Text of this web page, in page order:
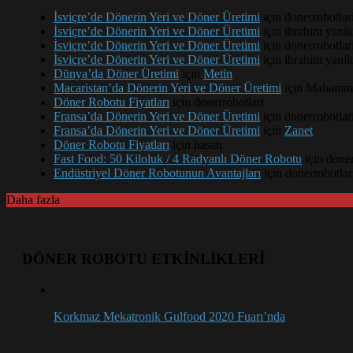
İsviçre’de Dönerin Yeri ve Döner Üretimi için donerrobotlari
İsviçre’de Dönerin Yeri ve Döner Üretimi için
ibrahim yanik
İsviçre’de Dönerin Yeri ve Döner Üretimi için donerrobotlari
İsviçre’de Dönerin Yeri ve Döner Üretimi için
ibrahim yanik
Dünya’da Döner Üretimi için Metin
Macaristan’da Dönerin Yeri ve Döner Üretimi için
Döner Robotu Fiyatları için donerrobotlari
Fransa’da Dönerin Yeri ve Döner Üretimi için donerrobotlari
Fransa’da Dönerin Yeri ve Döner Üretimi için Zanet
Döner Robotu Fiyatları için
hasan
Fast Food: 50 Kiloluk / 4 Radyanlı Döner Robotu için
Endüstriyel Döner Robotunun Avantajları için donerrobotlari
Daha fazla
DÖNER ROBOTU ETKİNLİKLERİ
Korkmaz Mekatronik Gulfood 2020 Fuarı’nda